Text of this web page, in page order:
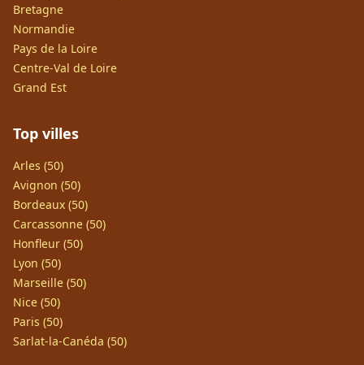
Bretagne
Normandie
Pays de la Loire
Centre-Val de Loire
Grand Est
Top villes
Arles (50)
Avignon (50)
Bordeaux (50)
Carcassonne (50)
Honfleur (50)
Lyon (50)
Marseille (50)
Nice (50)
Paris (50)
Sarlat-la-Canéda (50)